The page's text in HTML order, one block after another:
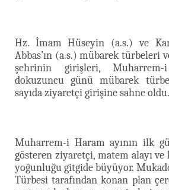
Hz. İmam Hüseyin (a.s.) ve
Abbas’ın (a.s.) mübarek türbeleri
şehrinin girişleri,
dokuzuncu günü mübarek
sayıda ziyaretçi girişine sahne oldu.
Muharrem-i Haram ayının ilk
gösteren ziyaretçi, matem alayı
yoğunluğu gitgide büyüyor.
Türbesi tarafından konan plan